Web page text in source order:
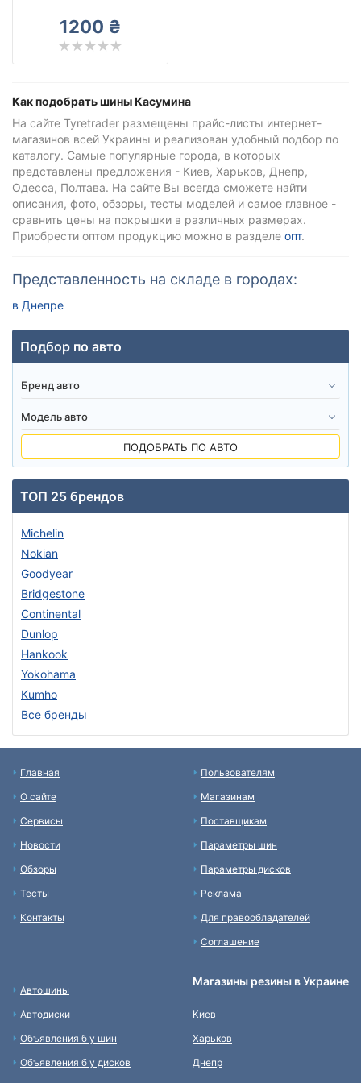
1200 ₴
Как подобрать шины Касумина
На сайте Tyretrader размещены прайс-листы интернет-
магазинов всей Украины и реализован удобный подбор по
каталогу. Самые популярные города, в которых
представлены предложения - Киев, Харьков, Днепр,
Одесса, Полтава. На сайте Вы всегда сможете найти
описания, фото, обзоры, тесты моделей и самое главное -
сравнить цены на покрышки в различных размерах.
Приобрести оптом продукцию можно в разделе опт.
Представленность на складе в городах:
в Днепре
Все бренды
Тип транспортного средства
Сбросить Подобрать
Подбор по авто
ПОДОБРАТЬ ПО АВТО
ТОП 25 брендов
Michelin
Nokian
Goodyear
Bridgestone
Continental
Dunlop
Hankook
Yokohama
Kumho
Все бренды
Главная
О сайте
Сервисы
Новости
Обзоры
Тесты
Контакты
Пользователям
Магазинам
Поставщикам
Параметры шин
Параметры дисков
Реклама
Для правообладателей
Соглашение
Автошины
Автодиски
Объявления б у шин
Объявления б у дисков
Магазины резины в Украине
Киев
Харьков
Днепр